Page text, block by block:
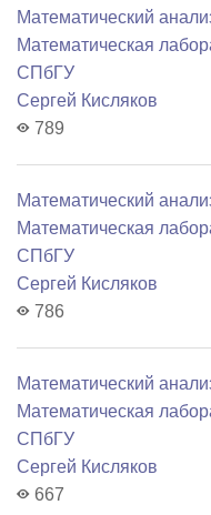
Математический
Математичеcкая
СПбГУ
Сергей Кисляков
789
Математический
Математичеcкая
СПбГУ
Сергей Кисляков
786
Математический
Математичеcкая
СПбГУ
Сергей Кисляков
667